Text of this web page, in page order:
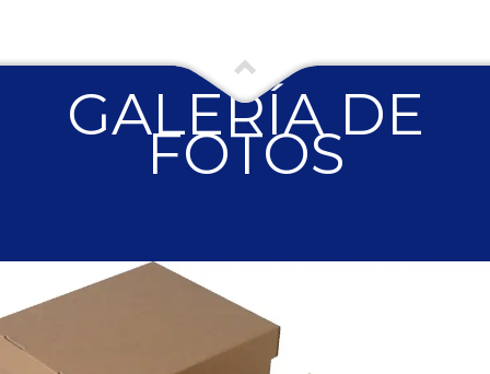
GALERÍA DE
FOTOS